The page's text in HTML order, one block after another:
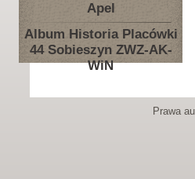
Apel
Album Historia Placówki
44 Sobieszyn ZWZ-AK-
WiN
Prawa